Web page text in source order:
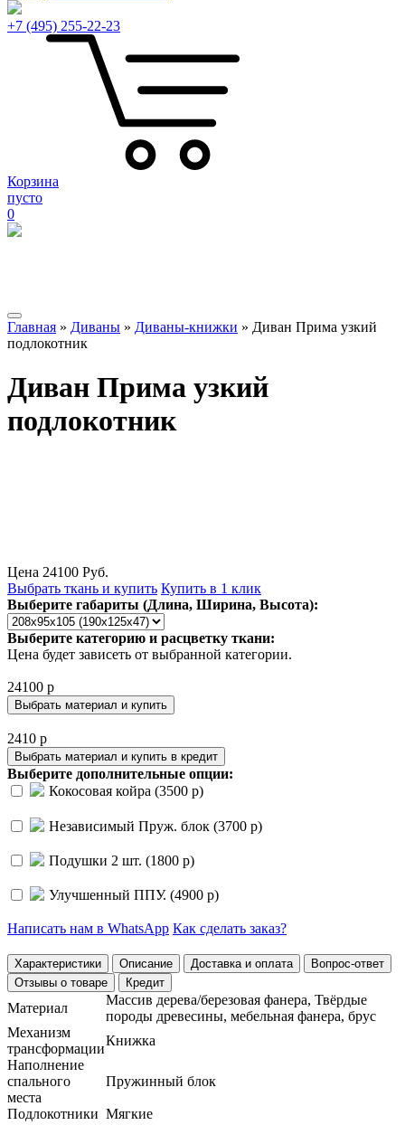
+7 (495) 255-22-23
Корзина
пусто
0
Главная » Диваны » Диваны-книжки » Диван Прима узкий
подлокотник
Диван Прима узкий
подлокотник
Цена 24100 Руб.
Выбрать ткань и купить Купить в 1 клик
Выберите габариты (Длина, Ширина, Высота):
Выберите категорию и расцветку ткани:
Цена будет зависеть от выбранной категории.
24100 р
Выбрать материал и купить
2410 р
Выбрать материал и купить в кредит
Выберите дополнительные опции:
Кокосовая койра (3500 р)
Независимый Пруж. блок (3700 р)
Подушки 2 шт. (1800 р)
Улучшенный ППУ. (4900 р)
Написать нам в WhatsApp Как сделать заказ?
Характеристики Описание Доставка и оплата
Вопрос-ответ
Отзывы о товаре
Кредит
Материал
Массив дерева/березовая фанера, Твёрдые
породы древесины, мебельная фанера, брус
Механизм
трансформации
Книжка
Наполнение
спального
места
Пружинный блок
Подлокотники Мягкие